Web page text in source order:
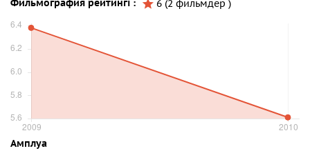
Фильмография рейтингі : 6 (2 фильмдер )
Амплуа